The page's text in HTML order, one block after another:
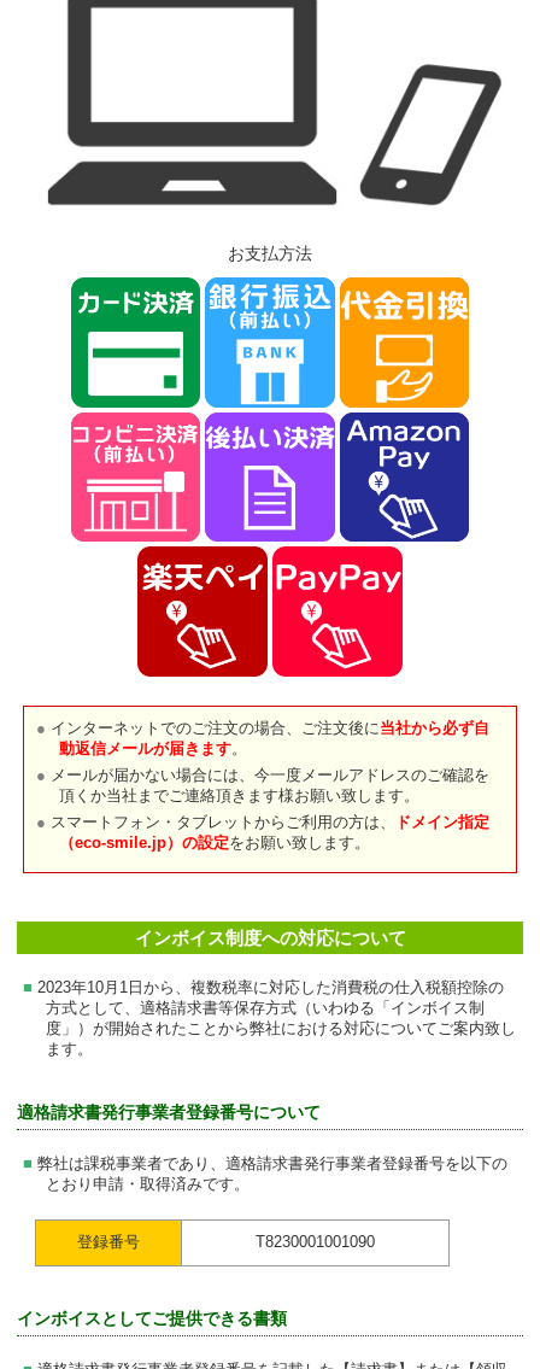
お支払方法
インターネットでのご注文の場合、ご注文後に当社から必ず自
動返信メールが届きます。
メールが届かない場合には、今一度メールアドレスのご確認を
頂くか当社までご連絡頂きます様お願い致します。
スマートフォン・タブレットからご利用の方は、
ドメイン指定
（eco-smile.jp）の設定をお願い致します。
インボイス制度への対応について
2023年10月1日から、複数税率に対応した消費税の仕入税額控除の
方式として、適格請求書等保存方式（いわゆる「インボイス制
度」）が開始されたことから弊社における対応についてご案内致し
ます。
適格請求書発行事業者登録番号について
弊社は課税事業者であり、適格請求書発行事業者登録番号を以下の
とおり申請・取得済みです。
登録番号 T8230001001090
インボイスとしてご提供できる書類